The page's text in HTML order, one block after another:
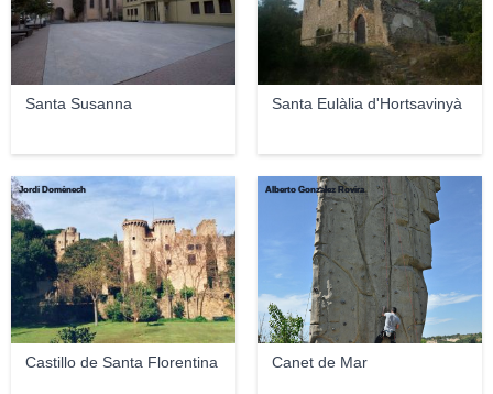
Santa Susanna Santa Eulàlia d'Hortsavinyà
Castillo de Santa Florentina
Jordi Domènech
Canet de Mar
Alberto Gonzalez Rovira